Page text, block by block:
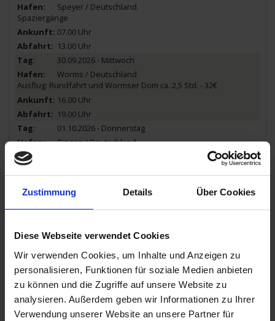
Zustimmung Details Über Cookies
Diese Webseite verwendet Cookies
Wir verwenden Cookies, um Inhalte und Anzeigen zu
personalisieren, Funktionen für soziale Medien anbieten
zu können und die Zugriffe auf unsere Website zu
analysieren. Außerdem geben wir Informationen zu Ihrer
Verwendung unserer Website an unsere Partner für
Speyer / Deutschland
Spaziergänge
07.00 Uhr
13.00 Uhr
30.09.2026 - Mittwoch
Worms / Deutschland
Ausflug: Rundfahrt und Wormser Dom ca. 2,5 Std. - 32€
16.00 Uhr
19.00 Uhr
01.10.2026 - Donnerstag
Bingen / Deutschland
Ausflug: Auf den Spuren der Heiligen Hildegard - ca. 2,5 Std. - 19€
01.10.2026 - Donnerstag
St. Goarshausen / Deutschland
13.30 Uhr
17.30 Uhr
01.10.2026 - Donnerstag
Koblenz / Deutschland
Spaziergänge
19.30 Uhr